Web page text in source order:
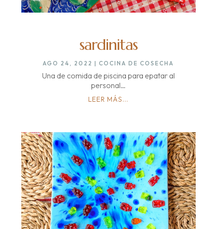
sardinitas
AGO 24, 2022 |COCINA DE COSECHA
Una de comida de piscina para epatar al
personal…
LEER MÁS...